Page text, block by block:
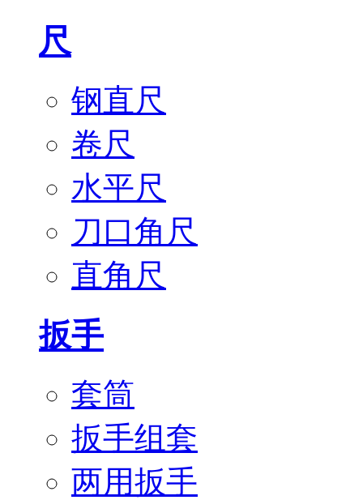
尺
钢直尺
卷尺
水平尺
刀口角尺
直角尺
扳手
套筒
扳手组套
两用扳手